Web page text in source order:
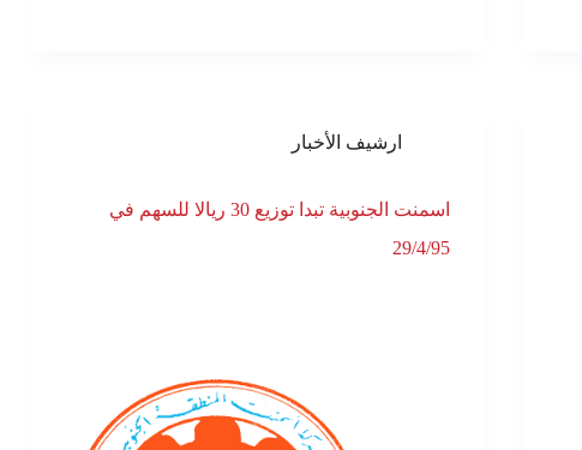
ارشيف الأخبار
اسمنت الجنوبية تبدا توزيع 30 ريالا للسهم في
29/4/95